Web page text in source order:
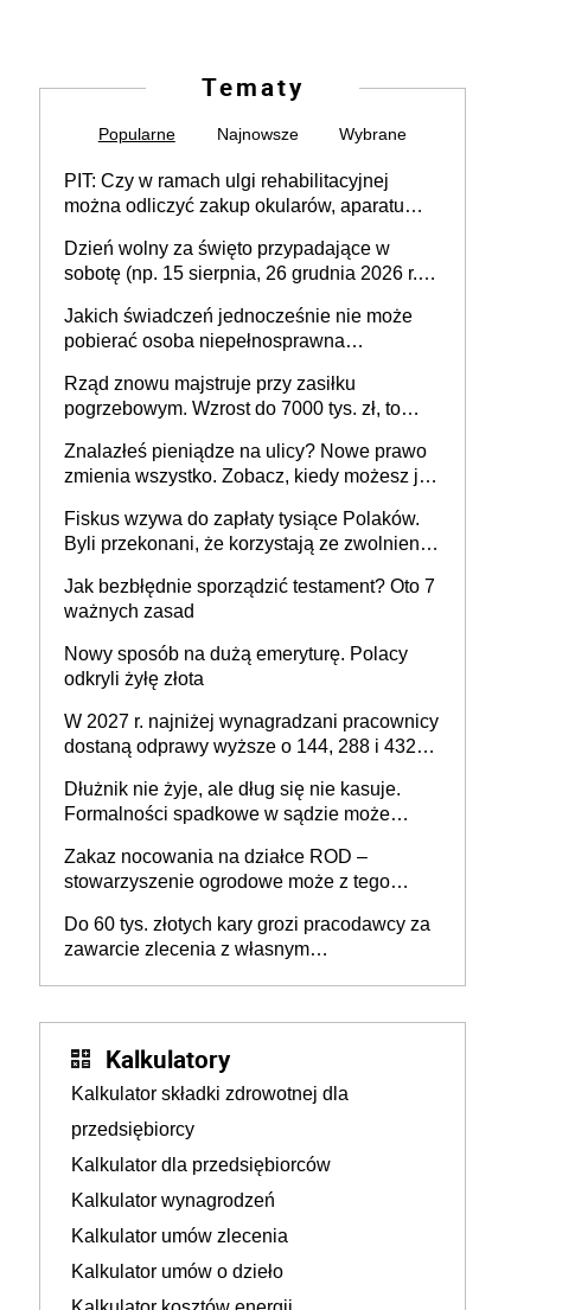
Tematy
Popularne Najnowsze Wybrane
PIT: Czy w ramach ulgi rehabilitacyjnej
można odliczyć zakup okularów, aparatu
Dzień wolny za święto przypadające w
sobotę (np. 15 sierpnia, 26 grudnia 2026 r.) –
pracodawcy (sektor prywatny i administracja
publiczna), najczęstsze pytania
Jakich świadczeń jednocześnie nie może
pobierać osoba niepełnosprawna
Rząd znowu majstruje przy zasiłku
pogrzebowym. Wzrost do 7000 tys. zł, to
Znalazłeś pieniądze na ulicy? Nowe prawo
zmienia wszystko. Zobacz, kiedy możesz je
Fiskus wzywa do zapłaty tysiące Polaków.
Byli przekonani, że korzystają ze zwolnienia
Jak bezbłędnie sporządzić testament? Oto 7
ważnych zasad
Nowy sposób na dużą emeryturę. Polacy
odkryli żyłę złota
W 2027 r. najniżej wynagradzani pracownicy
dostaną odprawy wyższe o 144, 288 i 432
Dłużnik nie żyje, ale dług się nie kasuje.
Formalności spadkowe w sądzie może
zmarłego
Zakaz nocowania na działce ROD –
stowarzyszenie ogrodowe może z tego
działki (wypowiedzieć dzierżawę)?
Do 60 tys. złotych kary grozi pracodawcy za
zawarcie zlecenia z własnym
Kalkulatory
Kalkulator składki zdrowotnej dla
przedsiębiorcy
Kalkulator dla przedsiębiorców
Kalkulator wynagrodzeń
Kalkulator umów zlecenia
Kalkulator umów o dzieło